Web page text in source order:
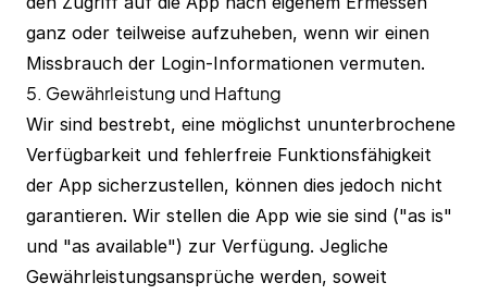
ganz oder teilweise aufzuheben, wenn wir einen
Missbrauch der Login-Informationen vermuten.
5. Gewährleistung und Haftung
Wir sind bestrebt, eine möglichst ununterbrochene
Verfügbarkeit und fehlerfreie Funktionsfähigkeit
der App sicherzustellen, können dies jedoch nicht
garantieren. Wir stellen die App wie sie sind ("as is"
und "as available") zur Verfügung. Jegliche
Gewährleistungsansprüche werden, soweit